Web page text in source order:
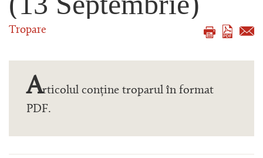
Tropare
Articolul conține troparul în format
PDF.